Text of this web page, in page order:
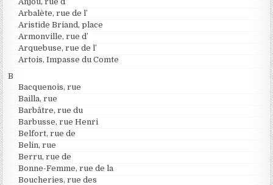
Arbalète, rue de l’
Aristide Briand, place
Armonville, rue d’
Arquebuse, rue de l’
Artois, Impasse du Comte
B
Bacquenois, rue
Bailla, rue
Barbâtre, rue du
Barbusse, rue Henri
Belfort, rue de
Belin, rue
Berru, rue de
Bonne-Femme, rue de la
Boucheries, rue des